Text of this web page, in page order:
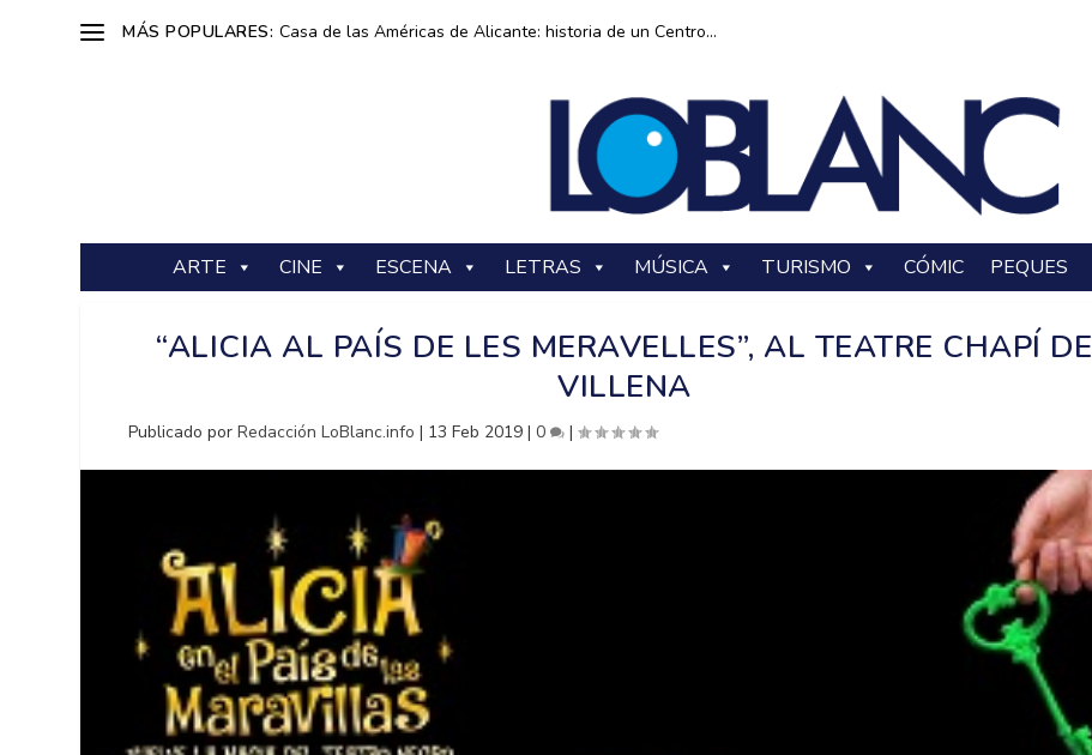
MÁS POPULARES: Casa de las Américas de Alicante: historia de un Centro...
ARTE CINE ESCENA LETRAS MÚSICA TURISMO CÓMIC PEQUES
“ALICIA AL PAÍS DE LES MERAVELLES”, AL TEATRE CHAPÍ DE
VILLENA
Publicado porRedacción LoBlanc.info | 13 Feb 2019 |0 |